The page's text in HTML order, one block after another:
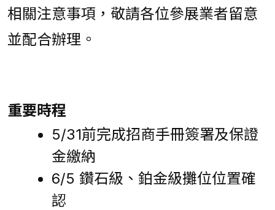
相關注意事項，敬請各位參展業者留意
並配合辦理。
重要時程
5/31前完成招商手冊簽署及保證
金繳納
6/5 鑽石級、鉑金級攤位位置確
認